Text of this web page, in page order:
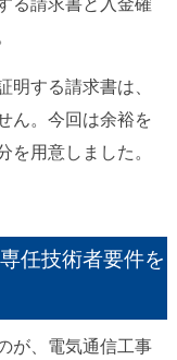
る請求書と入金確
明する請求書は、
ん。今回は余裕を
を用意しました。
任技術者要件を
が、電気通信工事